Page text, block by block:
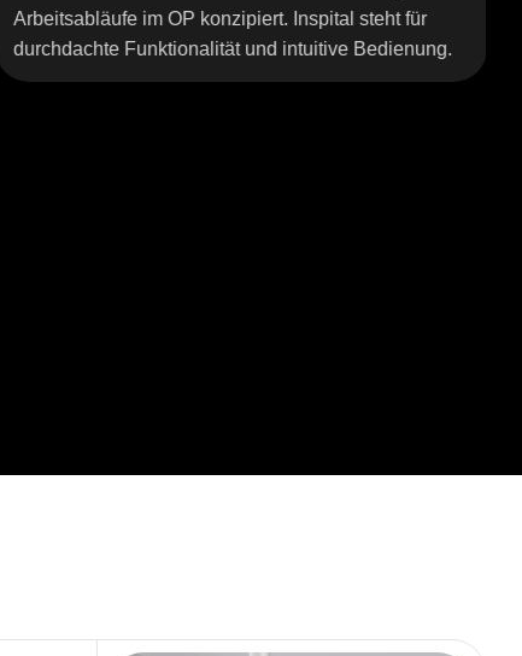
OP konzipiert. Inspital steht für
und intuitive Bedienung.
ganzen Welt
Erfahrung